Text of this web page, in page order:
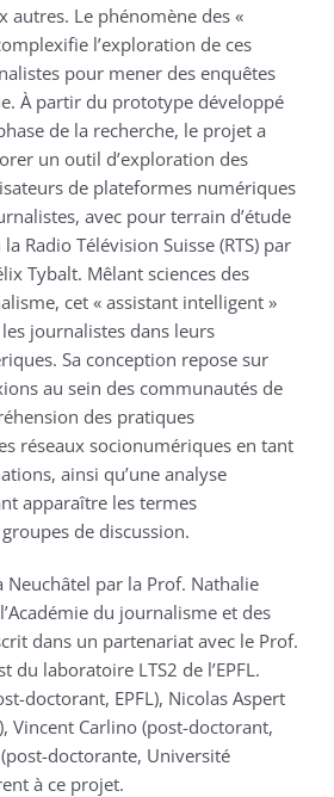
autres. Le phénomène des «
l’exploration de ces
pour mener des enquêtes
À partir du prototype développé
de la recherche, le projet a
un outil d’exploration des
de plateformes numériques
avec pour terrain d’étude
Radio Télévision Suisse (RTS) par
Tybalt. Mêlant sciences des
cet « assistant intelligent »
journalistes dans leurs
Sa conception repose sur
au sein des communautés de
des pratiques
réseaux socionumériques en tant
ainsi qu’une analyse
apparaître les termes
de discussion.
Neuchâtel par la Prof. Nathalie
du journalisme et des
dans un partenariat avec le Prof.
du laboratoire LTS2 de l’EPFL.
doctorant, EPFL), Nicolas Aspert
Vincent Carlino (post-doctorant,
doctorante, Université
à ce projet.